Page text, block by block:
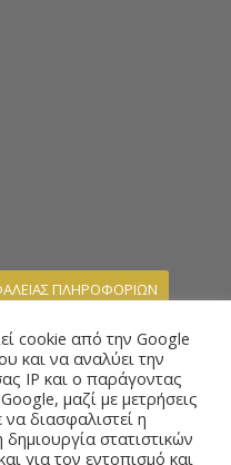
ΠΛΗΡΟΦΟΡΙΩΝ
ΣΤΟΙΧΗΜΑΤΙΚΗΣ
ΑΝΑΦΟΡΑΣ –
cookie από την Google
και να αναλύει την
IP και ο παράγοντας
μαζί με μετρήσεις
διασφαλιστεί η
στατιστικών
για τον εντοπισμό και